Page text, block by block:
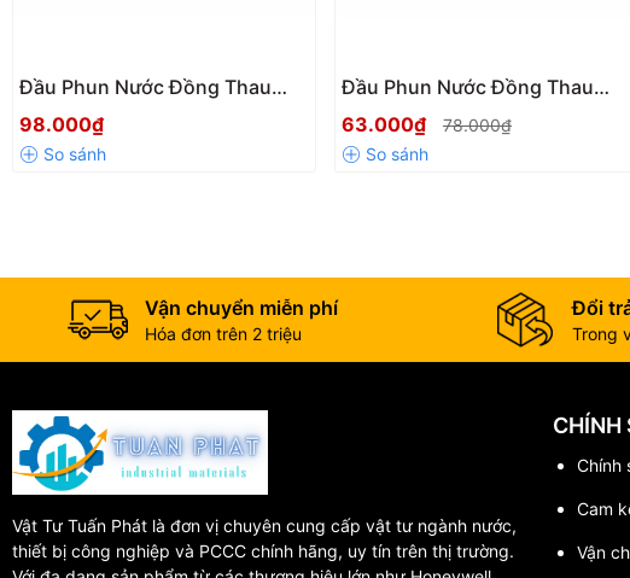
Đầu Phun Nước Đồng Thau
1023 Onpas – Bền Bỉ, Điều
Chỉnh Lưu Lượng Linh Hoạt
98.000₫
Đầu Phun Nước Đồng Thau
ONPAS 1024 Ø10–Ø12mm –
Bền Bỉ, Tia Phun Mạnh, Kín
Nước
63.000₫ 78.000₫
Vận chuyển miễn phí
Hóa đơn trên 2 triệu
Đổi
Trong
Vật Tư Tuấn Phát là đơn vị chuyên cung cấp vật tư ngành nước,
thiết bị công nghiệp và PCCC chính hãng, uy tín trên thị trường.
CHÍNH
Chính
Cam
Vận